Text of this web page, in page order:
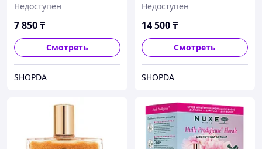
Недоступен
7 850₸
Смотреть
SHOPDA
Недоступен
14 500₸
Смотреть
SHOPDA